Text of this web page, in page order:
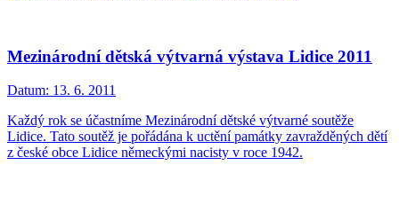
Mezinárodní dětská výtvarná výstava Lidice 2011
Datum: 13. 6. 2011
Každý rok se účastníme Mezinárodní dětské výtvarné soutěže
Lidice. Tato soutěž je pořádána k uctění památky zavražděných dětí
z české obce Lidice německými nacisty v roce 1942.